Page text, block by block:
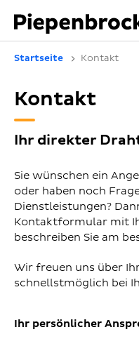
Startseite Kontakt
Kontakt
Ihr direkter
Sie wünschen ein
oder haben noch
Dienstleistungen?
Kontaktformular mit
beschreiben Sie am
Wir freuen uns über
schnellstmöglich bei
Ihr persönlicher